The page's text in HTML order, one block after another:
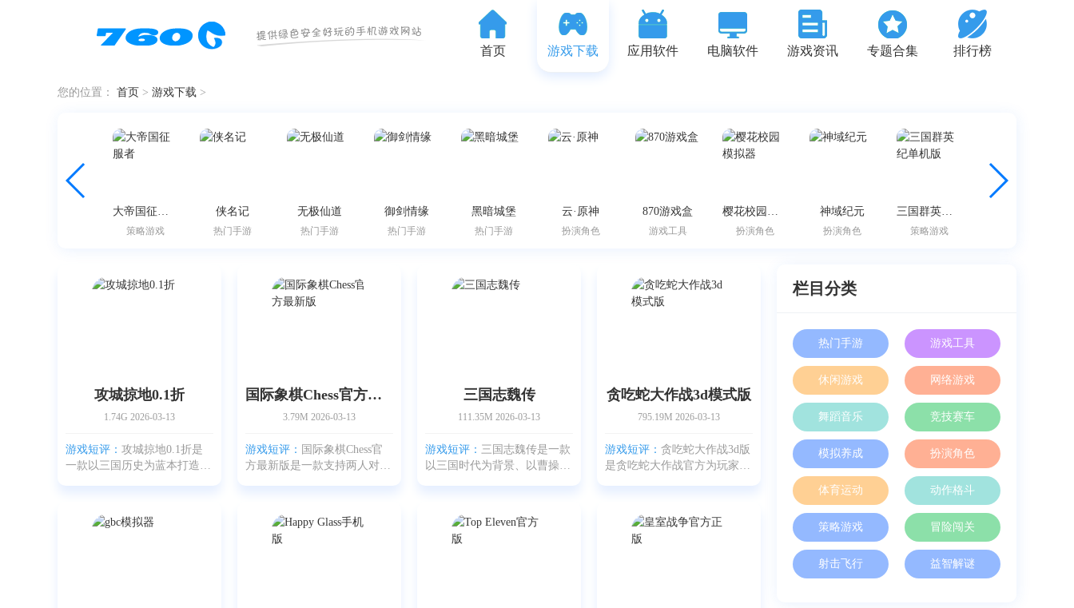
首页 游戏下载 应用软件 电脑软件 游戏资讯 专题合集 排行榜
您的位置： 首页 > 游戏下载 >
大帝国征服者
策略游戏
侠名记
热门手游
无极仙道
热门手游
御剑情缘
热门手游
黑暗城堡
热门手游
云·原神
扮演角色
870游戏盒
游戏工具
樱花校园模拟器
扮演角色
神域纪元
扮演角色
三国群英纪单机版
策略游戏
攻城掠地0.1折
1.74G 2026-03-13
游戏短评： 攻城掠地0.1折是
一款以三国历史为蓝本打造的
据；从经典战役到武将个性都
力求高度还原。这样的设定能
国际象棋Chess官方最新版
3.79M 2026-03-13
游戏短评： 国际象棋Chess官
方最新版是一款支持两人对弈
玩家可按自身水平和爱好选择
难度，与电脑对战时能感受到
接近真人交流的竞技
三国志魏传
111.35M 2026-03-13
游戏短评： 三国志魏传是一款
以三国时代为背景、以曹操作
操，亲自体验他那段充满波折
与荣耀的人生。从挫败与流
离，到逐步统一天下，玩家
贪吃蛇大作战3d模式版
795.19M 2026-03-13
游戏短评： 贪吃蛇大作战3d版
是贪吃蛇大作战官方为玩家准
画面细腻清新，贪吃蛇造型萌
趣可爱，且提供多种对战与成
长方式。玩家可以依据
栏目分类
热门手游 游戏工具
休闲游戏 网络游戏
舞蹈音乐 竞技赛车
模拟养成 扮演角色
体育运动 动作格斗
策略游戏 冒险闯关
射击飞行 益智解谜